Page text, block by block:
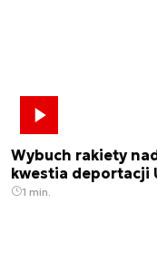
Wybuch rakiety
kwestia deportacji
1 min.